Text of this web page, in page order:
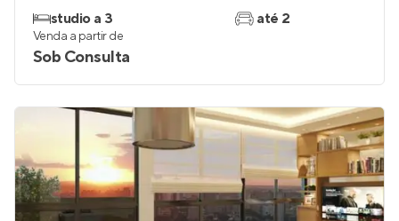
studio a 3
até 2
Venda a partir de
Sob Consulta